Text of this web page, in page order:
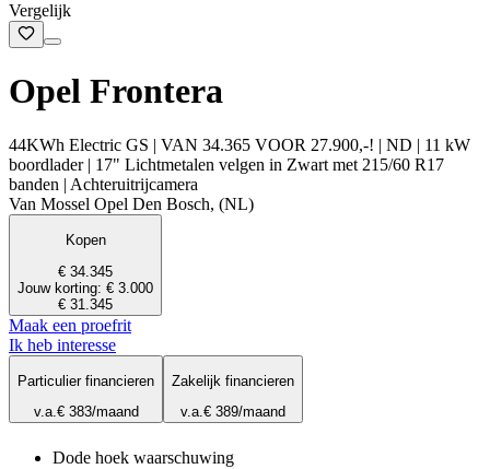
Vergelijk
Opel Frontera
44KWh Electric GS | VAN 34.365 VOOR 27.900,-! | ND | 11 kW
boordlader | 17" Lichtmetalen velgen in Zwart met 215/60 R17
banden | Achteruitrijcamera
Van Mossel Opel Den Bosch, (NL)
Kopen
€ 34.345
Jouw korting: € 3.000
€ 31.345
Maak een proefrit
Ik heb interesse
Particulier financieren
v.a.€ 383/maand
Zakelijk financieren
v.a.€ 389/maand
Dode hoek waarschuwing